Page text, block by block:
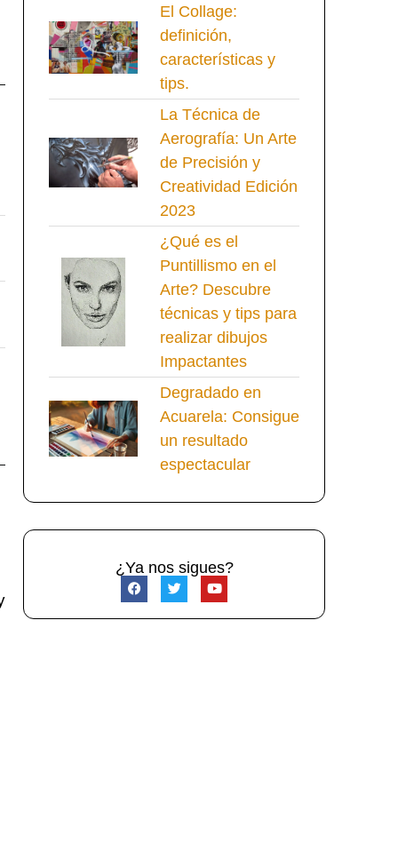
El Collage:
definición,
características y
tips.
La Técnica de
Aerografía: Un Arte
de Precisión y
Creatividad Edición
2023
¿Qué es el
Puntillismo en el
Arte? Descubre
técnicas y tips para
realizar dibujos
Impactantes
Degradado en
Acuarela: Consigue
un resultado
espectacular
¿Ya nos sigues?